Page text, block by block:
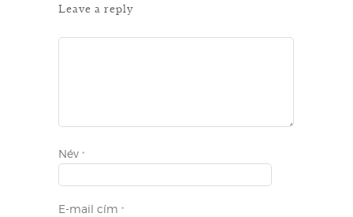
Leave a reply
Név *
E-mail cím *